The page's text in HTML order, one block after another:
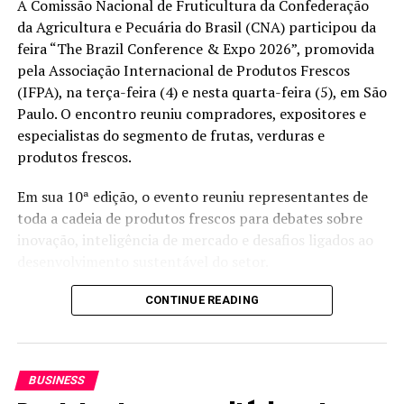
produção, mas também o transporte. Caminhoneiros
que fazem o escoamento da safra já sinalizam a
possibilidade de paralisação diante dos preços elevados.
“O motorista do caminhão que puxa para mim para a
Cagesp me falou: ‘Pode colher hoje; no final de semana
nem sei se vou carregar, porque vou ter que parar o
caminhão também, pois não vou ter condições de
Lacerda também demonstra preocupação com a
continuidade da atividade no campo e avalia que o
fim de nós ficarmos aqui na roça, do produtor produzir,
porque não vai haver mais condições. Ninguém vai
Reflexo da guerra no Oriente
A Comissão Nacional de Fruticultura da Confederação
da Agricultura e Pecuária do Brasil (CNA) participou da
feira “The Brazil Conference & Expo 2026”, promovida
pela Associação Internacional de Produtos Frescos
(IFPA), na terça-feira (4) e nesta quarta-feira (5), em São
Paulo. O encontro reuniu compradores, expositores e
especialistas do segmento de frutas, verduras e
produtos frescos.
Em sua 10ª edição, o evento reuniu representantes de
toda a cadeia de produtos frescos para debates sobre
inovação, inteligência de mercado e desafios ligados ao
Pela CNA, acompanharam a programação a presidente
Batista, e a assessora técnica Madeliny Saracho Jara.
Entre os temas discutidos estiveram o crescimento do
mercado de produtos saudáveis, as mudanças no
CONTINUE READING
BUSINESS